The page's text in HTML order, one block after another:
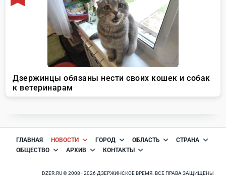
ГЛАВНАЯ НОВОСТИ ГОРОД ОБЛАСТЬ
СТРАНА
ОБЩЕСТВО
АРХИВ КОНТАКТЫ
DZER.RU © 2008 - 2026 ДЗЕРЖИНСКОЕ ВРЕМЯ. ВСЕ ПРАВА ЗАЩИЩЕНЫ